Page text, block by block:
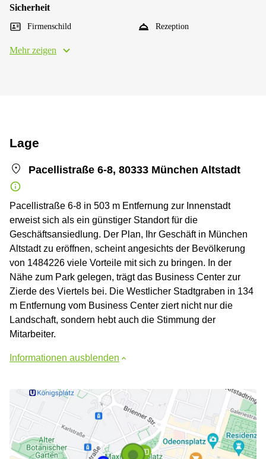
Sicherheit
Firmenschild Rezeption
Mehr zeigen
Lage
Pacellistraße 6-8, 80333 München Altstadt
Pacellistraße 6-8 in 503 m Entfernung zur Innenstadt
erweist sich als ein günstiger Standort für die
Geschäftsansiedlung. Der Plan, Ihr Geschäft in München
Altstadt zu eröffnen, scheint angesichts der Bevölkerung
von 1484226 viele Vorteile mit sich zu bringen. In der
Nähe zum Park gelegen, trägt das Business Center zur
Zierde des Viertels bei. Die Westlicher Stadtgraben in 134
m Entfernung vom Business Center ziert nicht nur die
Landschaft, sondern hebt auch die Stimmung der
Mitarbeiter.
Informationen ausblenden